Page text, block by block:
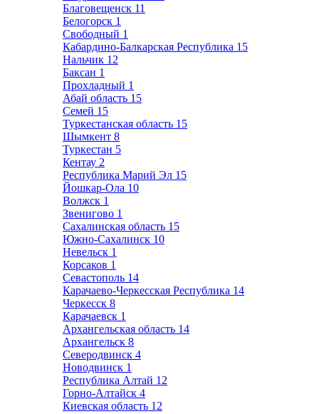
Благовещенск 11
Белогорск 1
Свободный 1
Кабардино-Балкарская Республика 15
Нальчик 12
Баксан 1
Прохладный 1
Абай область 15
Семей 15
Туркестанская область 15
Шымкент 8
Туркестан 5
Кентау 2
Республика Марий Эл 15
Йошкар-Ола 10
Волжск 1
Звенигово 1
Сахалинская область 15
Южно-Сахалинск 10
Невельск 1
Корсаков 1
Севастополь 14
Карачаево-Черкесская Республика 14
Черкесск 8
Карачаевск 1
Архангельская область 14
Архангельск 8
Северодвинск 4
Новодвинск 1
Республика Алтай 12
Горно-Алтайск 4
Киевская область 12